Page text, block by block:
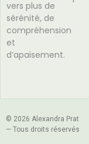
vers plus de
sérénité, de
compréhension
et
d’apaisement.
© 2026 Alexandra Prat
— Tous droits réservés